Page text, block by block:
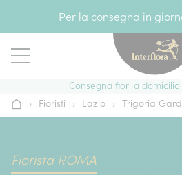
Per la consegna in
Consegna fiori a
Home› Fioristi › Lazio › Trigoria
Fiorista ROMA